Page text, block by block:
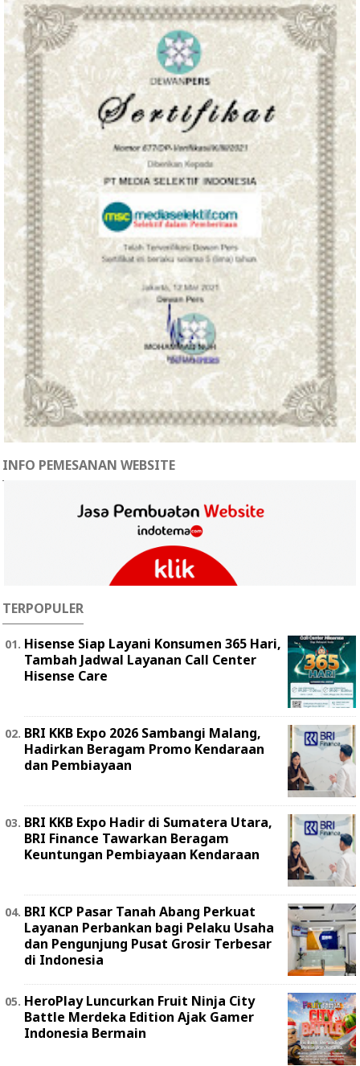
INFO PEMESANAN WEBSITE
TERPOPULER
Hisense Siap Layani Konsumen 365 Hari,
Tambah Jadwal Layanan Call Center
Hisense Care
BRI KKB Expo 2026 Sambangi Malang,
Hadirkan Beragam Promo Kendaraan
dan Pembiayaan
BRI KKB Expo Hadir di Sumatera Utara,
BRI Finance Tawarkan Beragam
Keuntungan Pembiayaan Kendaraan
BRI KCP Pasar Tanah Abang Perkuat
Layanan Perbankan bagi Pelaku Usaha
dan Pengunjung Pusat Grosir Terbesar
di Indonesia
HeroPlay Luncurkan Fruit Ninja City
Battle Merdeka Edition Ajak Gamer
Indonesia Bermain